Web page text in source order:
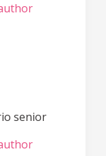
senior